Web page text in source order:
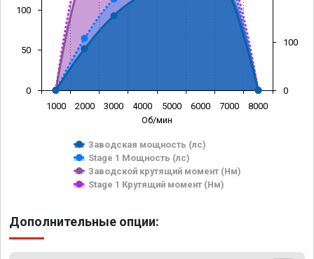
Об/мин
Заводская мощность (лс)
Stage 1 Мощность (лс)
Заводской крутящий момент (Нм)
Stage 1 Крутящий момент (Нм)
1000 2000 3000 4000 5000 6000 7000 8000
0
50
100
0
100
Дополнительные опции: